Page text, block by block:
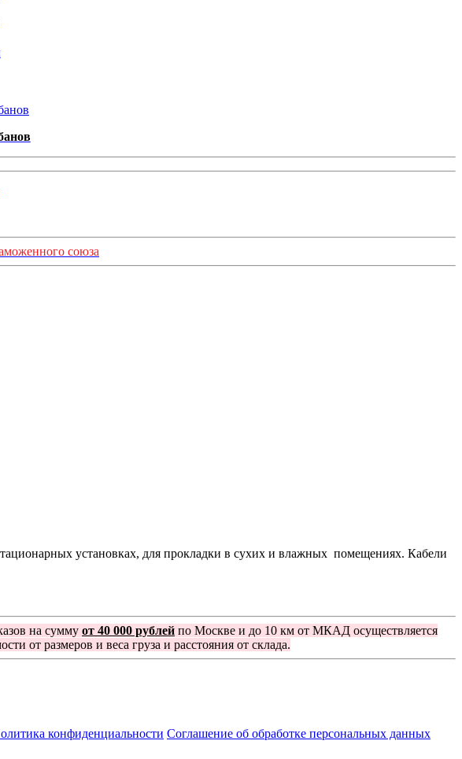
союза
установках, для прокладки в сухих и влажных помещениях. Кабели
на сумму от 40 000 рублей по Москве и до 10 км от МКАД осуществляется
от размеров и веса груза и расстояния от склада.
конфиденциальности Соглашение об обработке персональных данных